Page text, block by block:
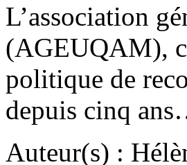
L’association
(AGEUQAM),
politique de
depuis cinq
Auteur(s) :